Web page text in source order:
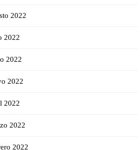
2022
2022
2022
2022
2022
2022
2022